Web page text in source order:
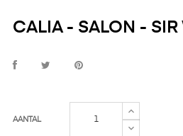
CALIA - SALON - SIR
AANTAL